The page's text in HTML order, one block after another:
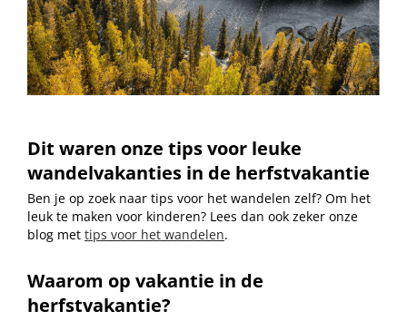
Dit waren onze tips voor leuke
wandelvakanties in de herfstvakantie
Ben je op zoek naar tips voor het wandelen zelf? Om het
leuk te maken voor kinderen? Lees dan ook zeker onze
blog met tips voor het wandelen.
Waarom op vakantie in de
herfstvakantie?